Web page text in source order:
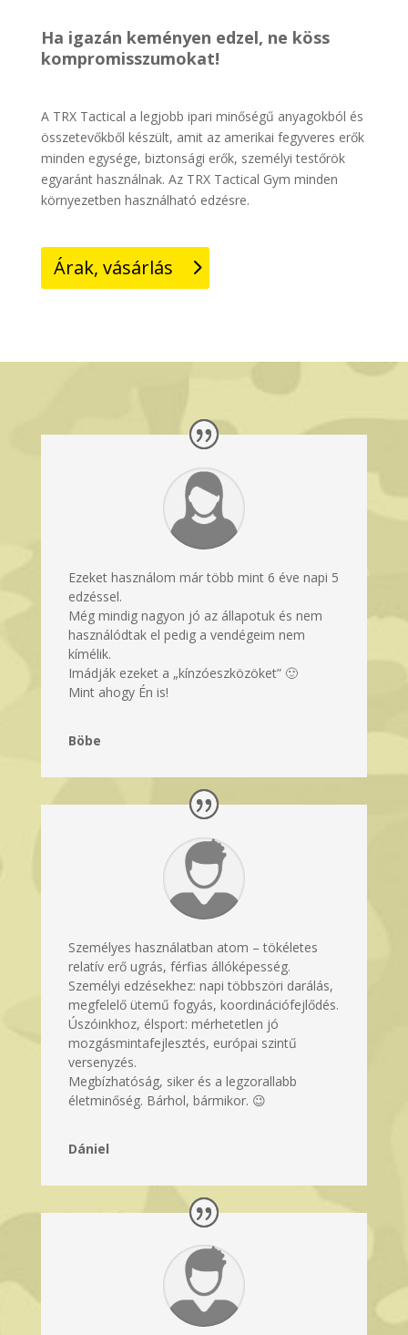
Ha igazán keményen edzel, ne köss
kompromisszumokat!
A TRX Tactical a legjobb ipari minőségű anyagokból és
összetevőkből készült, amit az amerikai fegyveres erők
minden egysége, biztonsági erők, személyi testőrök
egyaránt használnak. Az TRX Tactical Gym minden
környezetben használható edzésre.
Árak, vásárlás
Ezeket használom már több mint 6 éve napi 5
edzéssel.
Még mindig nagyon jó az állapotuk és nem
használódtak el pedig a vendégeim nem
kímélik.
Imádják ezeket a „kínzóeszközöket” 🙂
Mint ahogy Én is!
Böbe
Személyes használatban atom – tökéletes
relatív erő ugrás, férfias állóképesség.
Személyi edzésekhez: napi többszöri darálás,
megfelelő ütemű fogyás, koordinációfejlődés.
Úszóinkhoz, élsport: mérhetetlen jó
mozgásmintafejlesztés, európai szintű
versenyzés.
Megbízhatóság, siker és a legzorallabb
életminőség. Bárhol, bármikor. 😉
Dániel